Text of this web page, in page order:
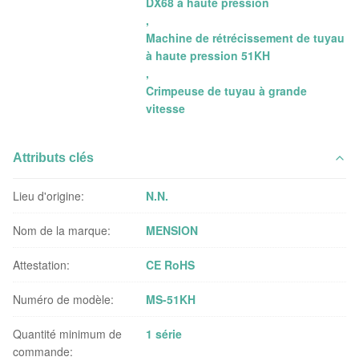
,
Machine de rétrécissement de tuyau
à haute pression 51KH
,
Crimpeuse de tuyau à grande
vitesse
Attributs clés
Lieu d'origine: N.N.
Nom de la marque: MENSION
Attestation: CE RoHS
Numéro de modèle: MS-51KH
Quantité minimum de
commande:
1 série